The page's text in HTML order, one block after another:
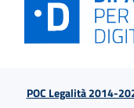
POC Legalità 2014-